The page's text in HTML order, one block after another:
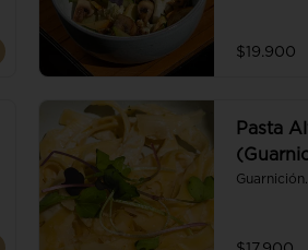
$19.900
Pasta
Guarnición.